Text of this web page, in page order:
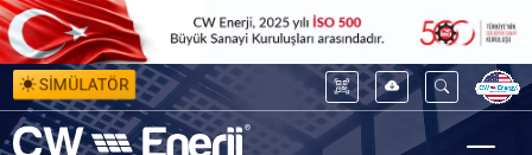
SİMÜLATÖR